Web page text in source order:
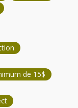
de 15$